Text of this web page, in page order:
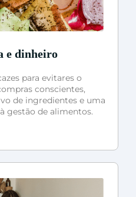
e dinheiro
para evitares o
conscientes,
de ingredientes e uma
gestão de alimentos.